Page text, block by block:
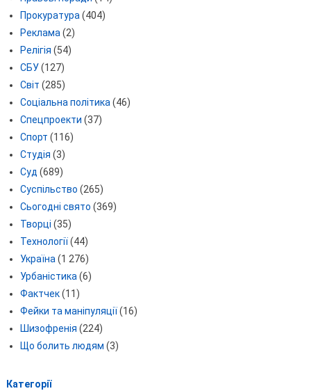
Прокуратура (404)
Реклама (2)
Релігія (54)
СБУ(127)
Світ (285)
Соціальна політика (46)
Спецпроекти (37)
Спорт (116)
Студія (3)
Суд (689)
Суспільство (265)
Сьогодні свято (369)
Творці (35)
Технології(44)
Україна (1 276)
Урбаністика (6)
Фактчек(11)
Фейки та маніпуляції(16)
Шизофренія (224)
Що болить людям (3)
Категорії